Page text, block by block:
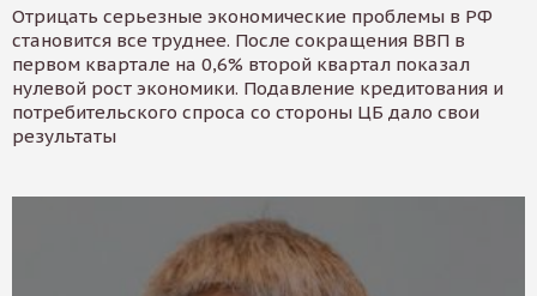
Отрицать серьезные экономические проблемы в РФ
становится все труднее. После сокращения ВВП в
первом квартале на 0,6% второй квартал показал
нулевой рост экономики. Подавление кредитования и
потребительского спроса со стороны ЦБ дало свои
результаты